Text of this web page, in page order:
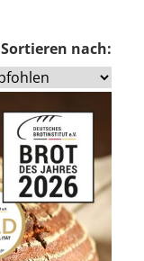
Sortieren nach: